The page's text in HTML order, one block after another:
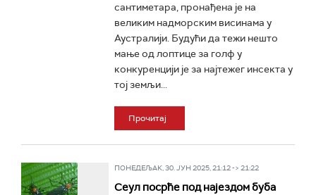
сантиметара, пронађена је на
великим надморским висинама у
Аустралији. Будући да тежи нешто
мање од лоптице за голф у
конкуренцији је за најтежег инсекта у
тој земљи...
Прочитај
ПОНЕДЕЉАК, 30. ЈУН 2025, 21:12 -> 21:22
Сеул посрће под најездом буба